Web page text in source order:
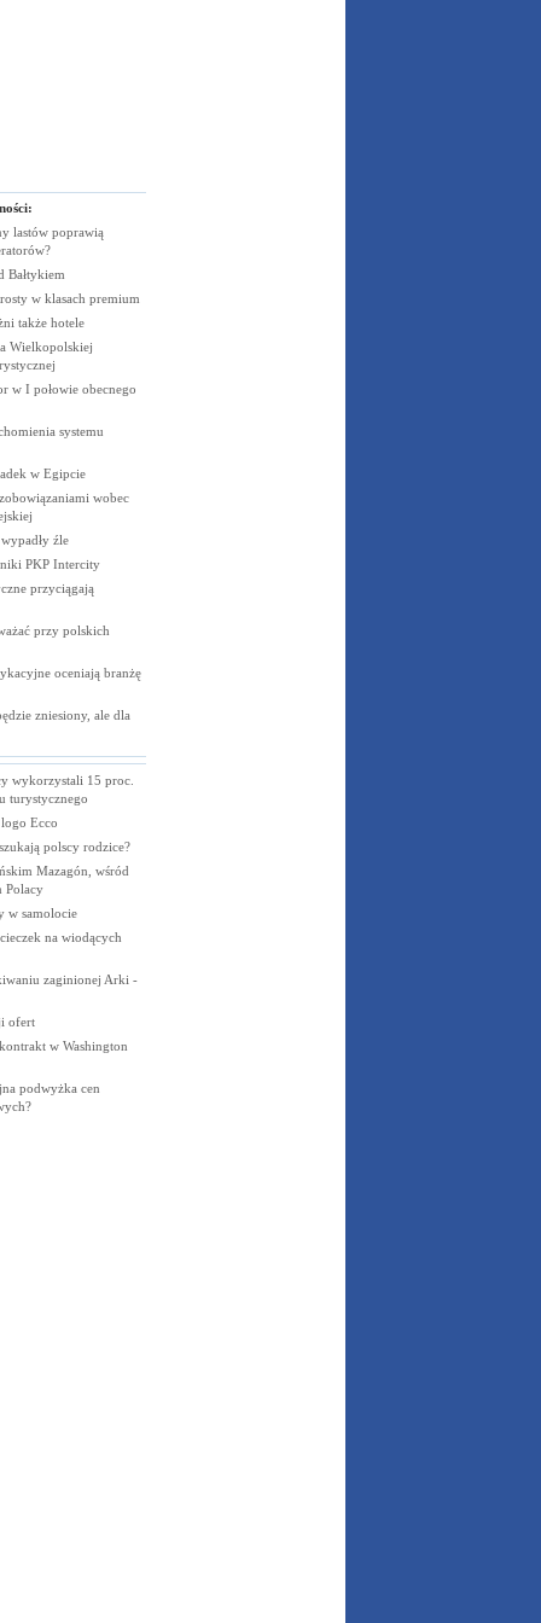
lastów poprawią
Bałtykiem
w klasach premium
także hotele
Wielkopolskiej
w I połowie obecnego
systemu
w Egipcie
wobec
źle
PKP Intercity
przyciągają
przy polskich
oceniają branżę
zniesiony, ale dla
wykorzystali 15 proc.
turystycznego
Ecco
polscy rodzice?
Mazagón, wśród
Polacy
w samolocie
na wiodących
zaginionej Arki -
ofert
w Washington
podwyżka cen